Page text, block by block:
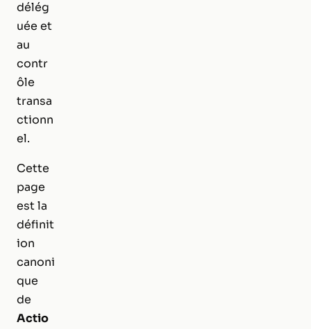
délég
uée et
au
contr
ôle
transa
ctionn
el.
Cette
page
est la
définit
ion
canoni
que
de
Actio